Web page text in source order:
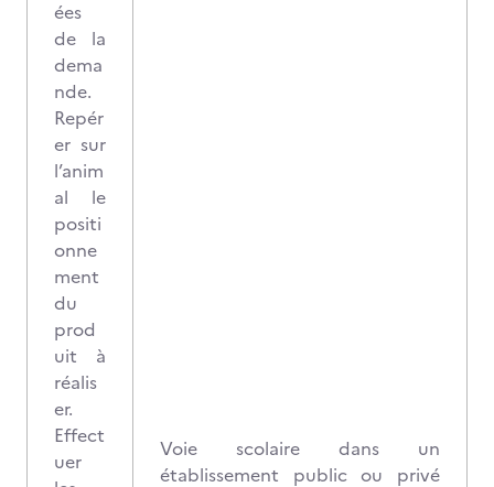
ées
de la
dema
nde.
Repér
er sur
l’anim
al le
positi
onne
ment
du
prod
uit à
réalis
er.
Effect
uer
Voie scolaire dans un
établissement public ou privé